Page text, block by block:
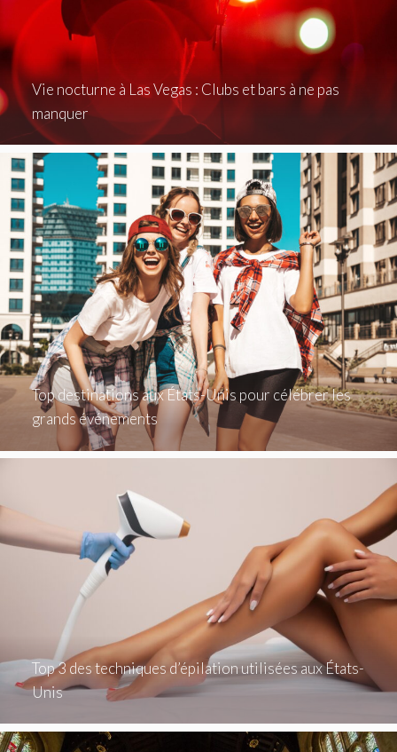
Vie nocturne à Las Vegas : Clubs et bars à ne pas
manquer
Top destinations aux États-Unis pour célébrer les
grands événements
Top 3 des techniques d’épilation utilisées aux États-
Unis